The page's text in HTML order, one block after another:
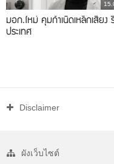
มอก.ใหม่ คุมกำเนิดเหล็กเสี่ยง
ประเทศ
Disclaimer
ผังเว็บไซต์